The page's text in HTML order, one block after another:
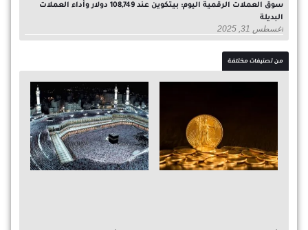
سوق العملات الرقمية اليوم: بيتكوين عند 108,749 دولار وأداء العملات
البديلة
أغسطس 31, 2025
من تصنيفات مختلفة